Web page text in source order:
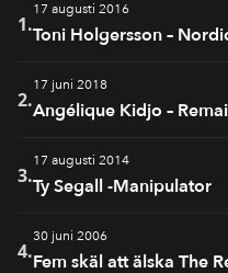
1.
17 augusti 2016
Toni Holgersson –
2.
17 juni 2018
Angélique Kidjo –
3.
17 augusti 2014
Ty Segall -Manipulator
4.
30 juni 2006
Fem skäl att älska The